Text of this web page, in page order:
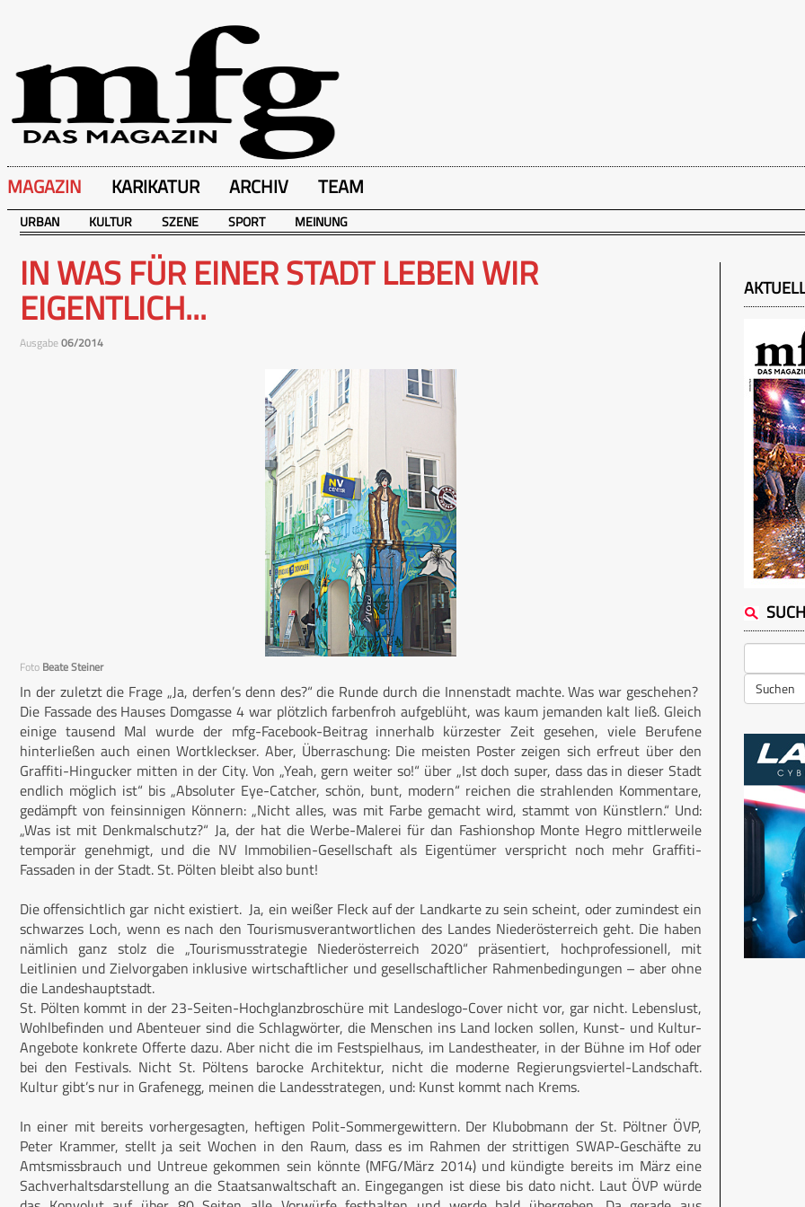
MAGAZIN KARIKATUR ARCHIV TEAM
URBAN KULTUR SZENE SPORT MEINUNG
IN WAS FÜR EINER STADT LEBEN WIR
EIGENTLICH...
Ausgabe06/2014
Foto Beate Steiner
In der zuletzt die Frage „Ja, derfen’s denn des?“ die Runde durch die Innenstadt machte. Was war geschehen?
Die Fassade des Hauses Domgasse 4 war plötzlich farbenfroh aufgeblüht, was kaum jemanden kalt ließ. Gleich
einige tausend Mal wurde der mfg-Facebook-Beitrag innerhalb kürzester Zeit gesehen, viele Berufene
hinterließen auch einen Wortkleckser. Aber, Überraschung: Die meisten Poster zeigen sich erfreut über den
Graffiti-Hingucker mitten in der City. Von „Yeah, gern weiter so!“ über „Ist doch super, dass das in dieser Stadt
endlich möglich ist“ bis „Absoluter Eye-Catcher, schön, bunt, modern“ reichen die strahlenden Kommentare,
gedämpft von feinsinnigen Könnern: „Nicht alles, was mit Farbe gemacht wird, stammt von Künstlern.“ Und:
„Was ist mit Denkmalschutz?“ Ja, der hat die Werbe-Malerei für dan Fashionshop Monte Hegro mittlerweile
temporär genehmigt, und die NV Immobilien-Gesellschaft als Eigentümer verspricht noch mehr Graffiti-
Fassaden in der Stadt. St. Pölten bleibt also bunt!
Die offensichtlich gar nicht existiert. Ja, ein weißer Fleck auf der Landkarte zu sein scheint, oder zumindest ein
schwarzes Loch, wenn es nach den Tourismusverantwortlichen des Landes Niederösterreich geht. Die haben
nämlich ganz stolz die „Tourismusstrategie Niederösterreich 2020“ präsentiert, hochprofessionell, mit
Leitlinien und Zielvorgaben inklusive wirtschaftlicher und gesellschaftlicher Rahmenbedingungen – aber ohne
die Landeshauptstadt.
St. Pölten kommt in der 23-Seiten-Hochglanzbroschüre mit Landeslogo-Cover nicht vor, gar nicht. Lebenslust,
Wohlbefinden und Abenteuer sind die Schlagwörter, die Menschen ins Land locken sollen, Kunst- und Kultur-
Angebote konkrete Offerte dazu. Aber nicht die im Festspielhaus, im Landestheater, in der Bühne im Hof oder
bei den Festivals. Nicht St. Pöltens barocke Architektur, nicht die moderne Regierungsviertel-Landschaft.
Kultur gibt’s nur in Grafenegg, meinen die Landesstrategen, und: Kunst kommt nach Krems.
In einer mit bereits vorhergesagten, heftigen Polit-Sommergewittern. Der Klubobmann der St. Pöltner ÖVP,
Peter Krammer, stellt ja seit Wochen in den Raum, dass es im Rahmen der strittigen SWAP-Geschäfte zu
Amtsmissbrauch und Untreue gekommen sein könnte (MFG/März 2014) und kündigte bereits im März eine
Sachverhaltsdarstellung an die Staatsanwaltschaft an. Eingegangen ist diese bis dato nicht. Laut ÖVP würde
Suchen